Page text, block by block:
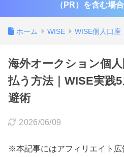
（PR）を含む場
ホーム WISE WISE個人口座
海外オークション個
払う方法｜WISE実践
避術
2026/06/09
※本記事にはアフィリエイト広